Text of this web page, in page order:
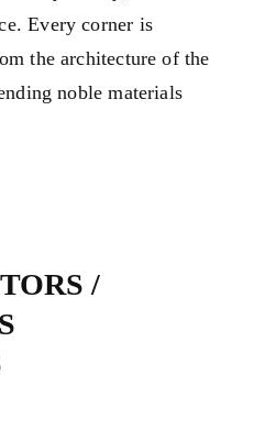
Every corner is
the architecture of the
noble materials
/